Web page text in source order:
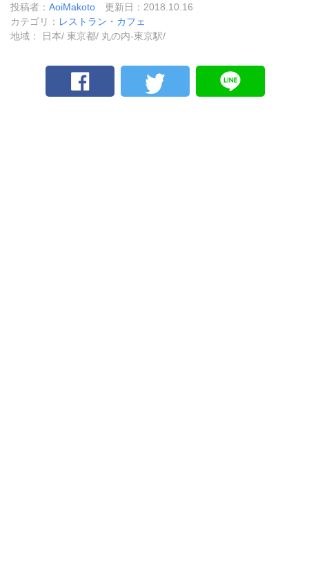
投稿者： AoiMakoto
更新日：2018.10.16
カテゴリ： レストラン・カフェ
地域： 日本/ 東京都/ 丸の内-東京駅/